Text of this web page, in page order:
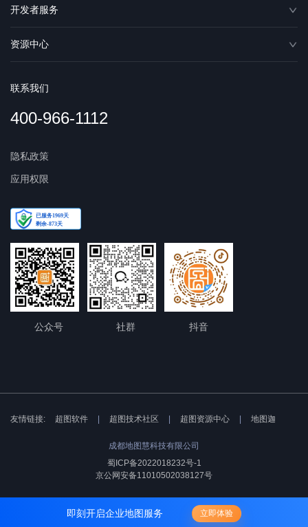
开发者服务
资源中心
联系我们
400-966-1112
隐私政策
应用权限
公众号 社群 抖音
友情链接: 超图软件 超图技术社区 超图资源中心 地图迦
成都地图慧科技有限公司
蜀ICP备2022018232号-1
京公网安备11010502038127号
即刻开启企业地图服务 立即体验